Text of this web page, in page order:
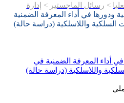
> رسائل الماجستير > إدارة
ودورها في أداء المعرفة الضمنية
السلكية واللاسلكية (دراسة حالة)
في أداء المعرفة الضمنية في
واللاسلكية (دراسة حالة)